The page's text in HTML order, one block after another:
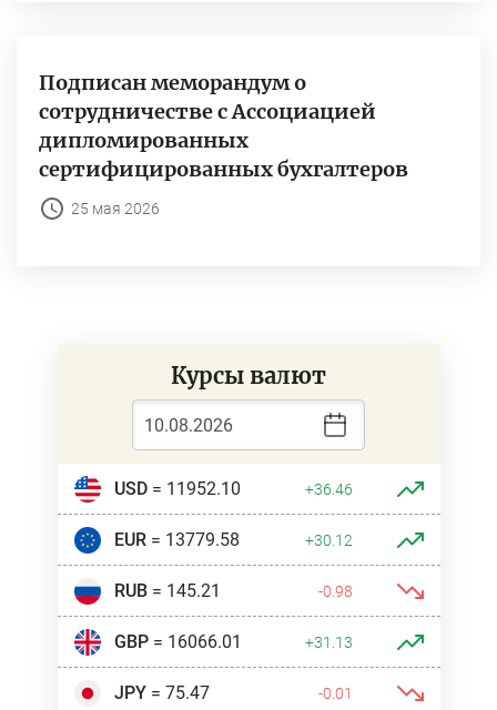
Подписан меморандум о
сотрудничестве с Ассоциацией
дипломированных
сертифицированных бухгалтеров
25 мая 2026
Курсы валют
USD= 11952.10 +36.46
EUR= 13779.58 +30.12
RUB= 145.21 -0.98
GBP= 16066.01 +31.13
JPY= 75.47 -0.01